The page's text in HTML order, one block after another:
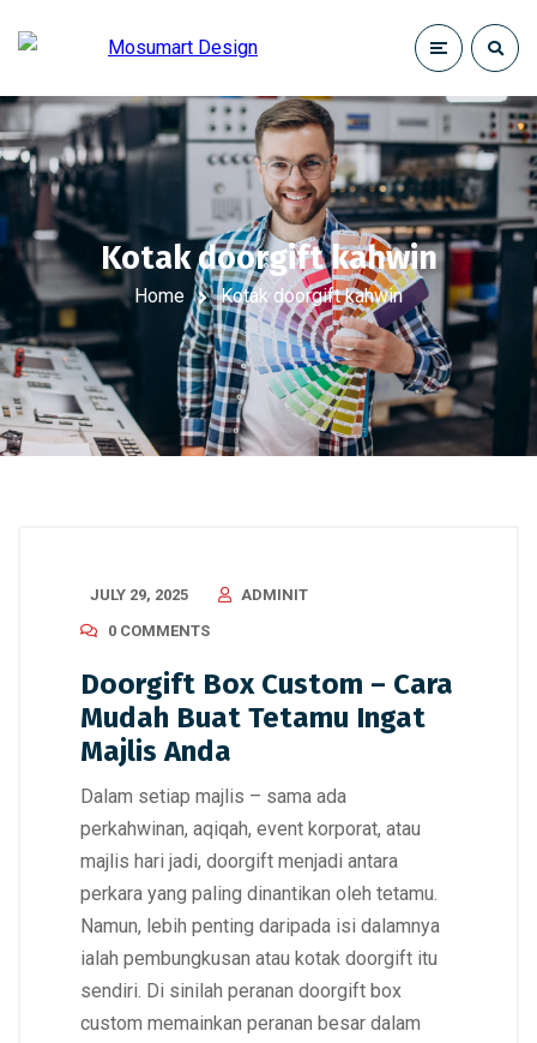
Kotak doorgift kahwin
Home Kotak doorgift kahwin
JULY 29, 2025
ADMINIT
0 COMMENTS
Doorgift Box Custom – Cara
Mudah Buat Tetamu Ingat
Majlis Anda
Dalam setiap majlis – sama ada
perkahwinan, aqiqah, event korporat, atau
majlis hari jadi, doorgift menjadi antara
perkara yang paling dinantikan oleh tetamu.
Namun, lebih penting daripada isi dalamnya
ialah pembungkusan atau kotak doorgift itu
sendiri. Di sinilah peranan doorgift box
custom memainkan peranan besar dalam